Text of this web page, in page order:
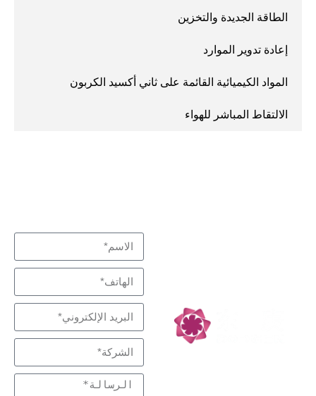
الطاقة الجديدة والتخزين
إعادة تدوير الموارد
المواد الكيميائية القائمة على ثاني أكسيد الكربون
الالتقاط المباشر للهواء